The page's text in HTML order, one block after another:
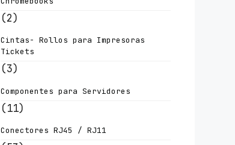
(2)
Cintas- Rollos para Impresoras
Tickets
(3)
Componentes para Servidores
(11)
Conectores RJ45 / RJ11